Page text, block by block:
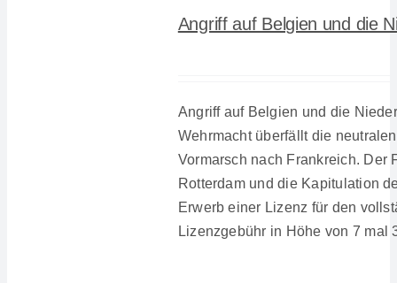
Angriff auf Belgien und die
Angriff auf Belgien und die
Wehrmacht überfällt die
Vormarsch nach Frankreich. Der
Rotterdam und die Kapitulation
Erwerb einer Lizenz für den
Lizenzgebühr in Höhe von 7 mal